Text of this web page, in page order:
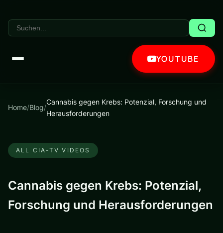
YOUTUBE
Home/Blog/
Cannabis gegen Krebs: Potenzial, Forschung und
Herausforderungen
ALL CIA-TV VIDEOS
Cannabis gegen Krebs: Potenzial,
Forschung und Herausforderungen